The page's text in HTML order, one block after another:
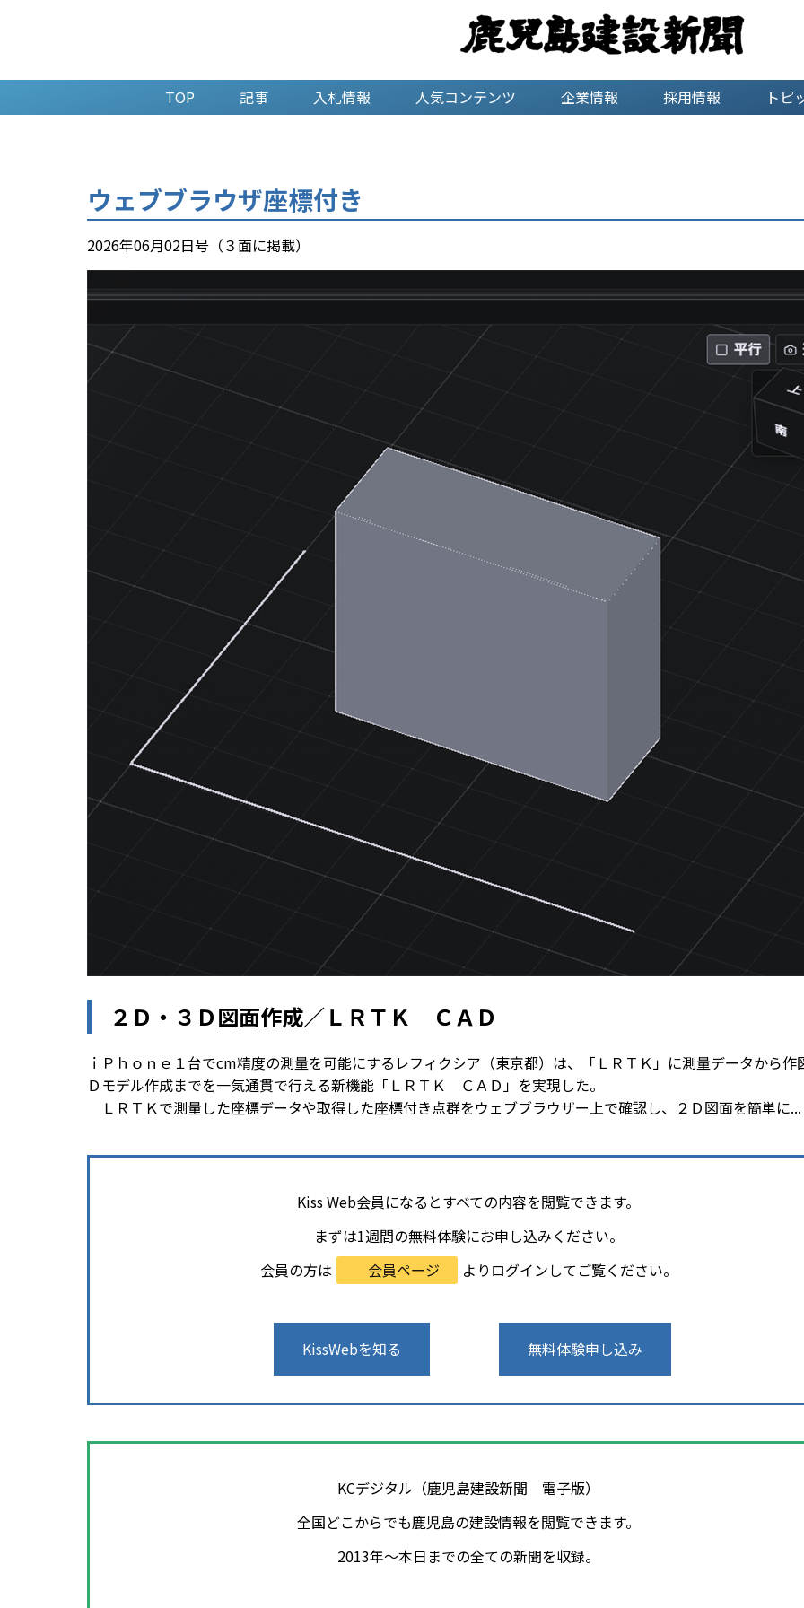
TOP 記事 入札情報 人気コンテンツ 企業情報 採用情報 トピ
ウェブブラウザ座標付き
2026年06月02日号（３面に掲載）
２Ｄ・３Ｄ図面作成／ＬＲＴＫ ＣＡＤ
ｉＰｈｏｎｅ１台でcm精度の測量を可能にするレフィクシア（東京都）は、「ＬＲＴＫ」に測量データから作
Ｄモデル作成までを一気通貫で行える新機能「ＬＲＴＫ ＣＡＤ」を実現した。
ＬＲＴＫで測量した座標データや取得した座標付き点群をウェブブラウザー上で確認し、２Ｄ図面を簡単に...
Kiss Web会員になるとすべての内容を閲覧できます。
まずは1週間の無料体験にお申し込みください。
会員の方は
会員ページ よりログインしてご覧ください。
KissWebを知る 無料体験申し込み
KCデジタル（鹿児島建設新聞 電子版）
全国どこからでも鹿児島の建設情報を閲覧できます。
2013年～本日までの全ての新聞を収録。